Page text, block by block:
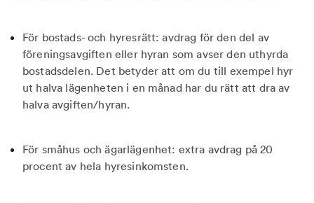
För bostads- och hyresrätt: avdrag för den del av
föreningsavgiften eller hyran som avser den uthyrda
bostadsdelen. Det betyder att om du till exempel hyr
ut halva lägenheten i en månad har du rätt att dra av
halva avgiften/hyran.
För småhus och ägarlägenhet: extra avdrag på 20
procent av hela hyresinkomsten.